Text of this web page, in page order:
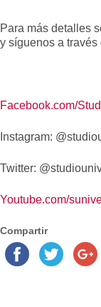
Para más detalles
y síguenos a
Facebook.com/
Instagram:
Twitter:
Youtube.com/
Compartir